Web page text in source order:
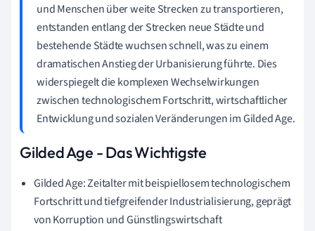
und Menschen über weite Strecken zu transportieren,
entstanden entlang der Strecken neue Städte und
bestehende Städte wuchsen schnell, was zu einem
dramatischen Anstieg der Urbanisierung führte. Dies
widerspiegelt die komplexen Wechselwirkungen
zwischen technologischem Fortschritt, wirtschaftlicher
Entwicklung und sozialen Veränderungen im Gilded Age.
Gilded Age - Das Wichtigste
Gilded Age: Zeitalter mit beispiellosem technologischem
Fortschritt und tiefgreifender Industrialisierung, geprägt
von Korruption und Günstlingswirtschaft